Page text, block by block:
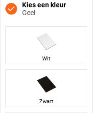
Kies een kleur
Geel
Wit
Zwart